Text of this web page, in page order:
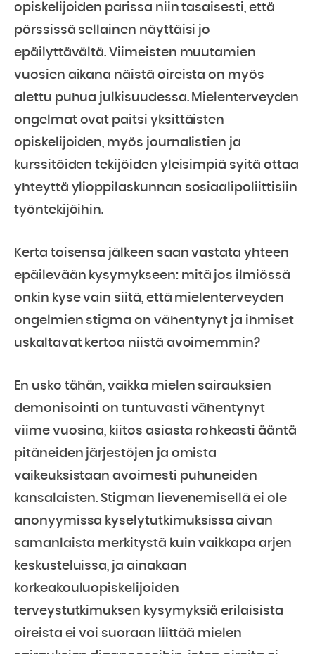
opiskelijoiden parissa niin tasaisesti, että
pörssissä sellainen näyttäisi jo
epäilyttävältä. Viimeisten muutamien
vuosien aikana näistä oireista on myös
alettu puhua julkisuudessa. Mielenterveyden
ongelmat ovat paitsi yksittäisten
opiskelijoiden, myös journalistien ja
kurssitöiden tekijöiden yleisimpiä syitä ottaa
yhteyttä ylioppilaskunnan sosiaalipoliittisiin
työntekijöihin.
Kerta toisensa jälkeen saan vastata yhteen
epäilevään kysymykseen: mitä jos ilmiössä
onkin kyse vain siitä, että mielenterveyden
ongelmien stigma on vähentynyt ja ihmiset
uskaltavat kertoa niistä avoimemmin?
En usko tähän, vaikka mielen sairauksien
demonisointi on tuntuvasti vähentynyt
viime vuosina, kiitos asiasta rohkeasti ääntä
pitäneiden järjestöjen ja omista
vaikeuksistaan avoimesti puhuneiden
kansalaisten. Stigman lievenemisellä ei ole
anonyymissa kyselytutkimuksissa aivan
samanlaista merkitystä kuin vaikkapa arjen
keskusteluissa, ja ainakaan
korkeakouluopiskelijoiden
terveystutkimuksen kysymyksiä erilaisista
oireista ei voi suoraan liittää mielen